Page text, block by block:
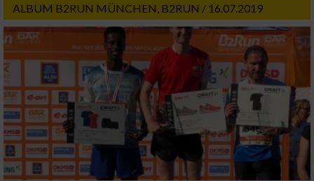
ALBUM B2RUN MÜNCHEN, B2RUN / 16.07.2019
Wir nutzen Ihre Daten für folgende Zwecke:
IAB-Verarbeitungszwecke:
Speichern von oder Zugriff auf Informationen
auf einem Endgerät
Verwendung reduzierter Daten zur Auswahl
von Werbeanzeigen
Erstellung von Profilen für personalisierte
Werbung